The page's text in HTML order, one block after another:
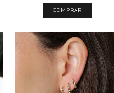
COMPRAR